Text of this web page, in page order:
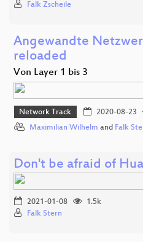
Falk Zscheile
Angewandte
reloaded
Von Layer 1 bis 3
Network Track 2020-08-23
Maximilian Wilhelm and Falk
Don't be afraid of
2021-01-08
1.5k
Falk Stern